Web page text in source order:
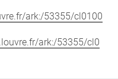
ark:/53355/cl0100
ark:/53355/cl0